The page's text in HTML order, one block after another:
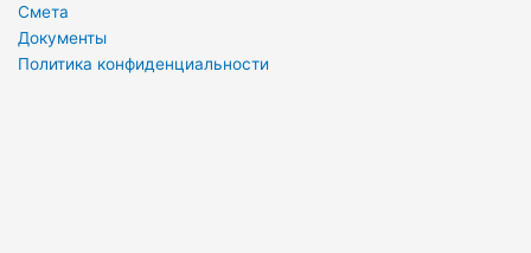
Смета
Документы
Политика конфиденциальности